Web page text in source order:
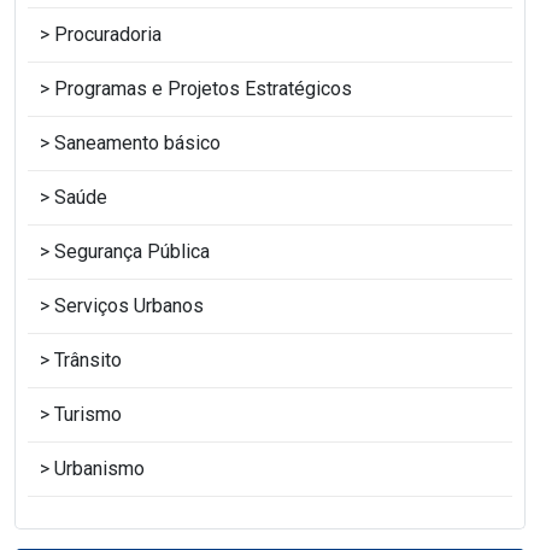
Procuradoria
Programas e Projetos Estratégicos
Saneamento básico
Saúde
Segurança Pública
Serviços Urbanos
Trânsito
Turismo
Urbanismo